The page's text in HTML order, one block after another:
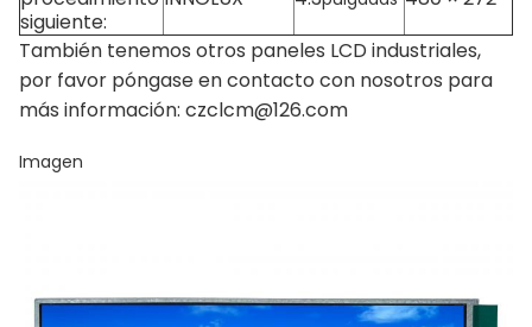
siguiente:
También tenemos otros paneles LCD industriales,
por favor póngase en contacto con nosotros para
más información: czclcm@126.com
Imagen